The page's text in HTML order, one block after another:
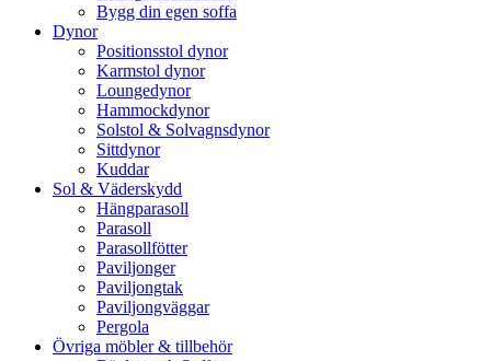
Bygg din egen soffa
Dynor
Positionsstol dynor
Karmstol dynor
Loungedynor
Hammockdynor
Solstol & Solvagnsdynor
Sittdynor
Kuddar
Sol & Väderskydd
Hängparasoll
Parasoll
Parasollfötter
Paviljonger
Paviljongtak
Paviljongväggar
Pergola
Övriga möbler & tillbehör